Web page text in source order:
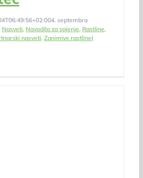
4. septembra
Nasveti, Navodila za sajenje, Rastline,
nasveti, Zanimive rastline|